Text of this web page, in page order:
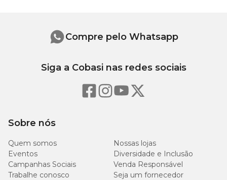
Sobre nós
Quem somos
Nossas lojas
Eventos
Diversidade e Inclusão
Campanhas Sociais
Venda Responsável
Trabalhe conosco
Seja um fornecedor
Compre pelo Whatsapp
Siga a Cobasi nas redes sociais